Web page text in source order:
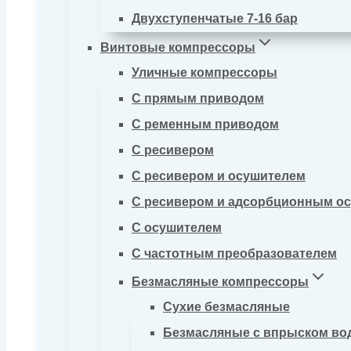
Двухступенчатые 7-16 бар
Винтовые компрессоры
Уличные компрессоры
С прямым приводом
С ременным приводом
С ресивером
С ресивером и осушителем
С ресивером и адсорбционным
С осушителем
С частотным преобразователем
Безмасляные компрессоры
Сухие безмасляные
Безмасляные с впрыском